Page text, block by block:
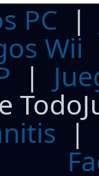
PC
Wii
|
|